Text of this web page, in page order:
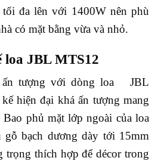
tối đa lên với 1400W nên phù
có mặt bằng vừa và nhỏ.
JBL MTS12
ấn tượng với dòng loa JBL
hiện đại khá ấn tượng mang
phủ mặt lớp ngoài của loa
gỗ bạch dương dày tới 15mm
trọng thích hợp để décor trong